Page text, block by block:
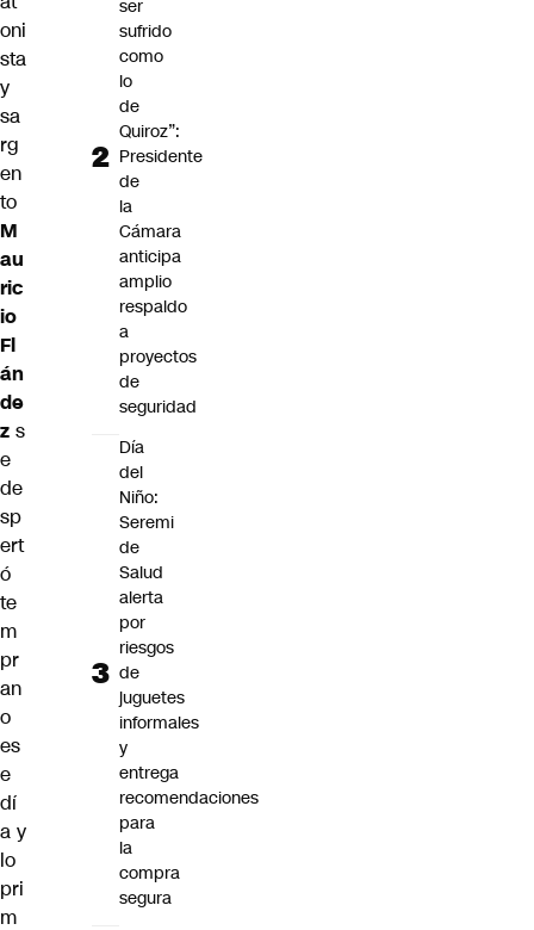
oni
sta
y
sa
rg
en
to
M
au
ric
io
Fl
án
de
z s
e
de
sp
ert
ó
te
m
pr
an
o
es
e
dí
a y
lo
pri
m
ser
sufrido
como
lo
de
Quiroz”:
Presidente
de
la
Cámara
anticipa
amplio
respaldo
a
proyectos
de
seguridad
Día
del
Niño:
Seremi
de
Salud
alerta
por
riesgos
de
juguetes
informales
y
entrega
recomendaciones
para
la
compra
segura